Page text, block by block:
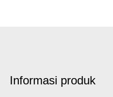
Informasi produk